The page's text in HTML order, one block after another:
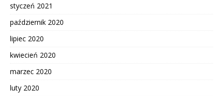
styczeń 2021
październik 2020
lipiec 2020
kwiecień 2020
marzec 2020
luty 2020